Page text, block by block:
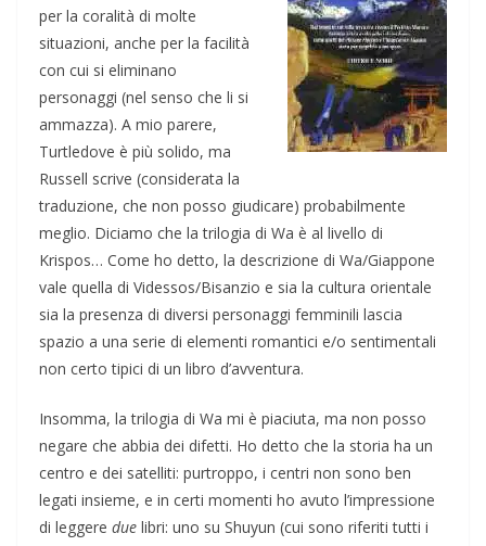
per la coralità di molte
situazioni, anche per la facilità
con cui si eliminano
personaggi (nel senso che li si
ammazza). A mio parere,
Turtledove è più solido, ma
Russell scrive (considerata la
traduzione, che non posso giudicare) probabilmente
meglio. Diciamo che la trilogia di Wa è al livello di
Krispos… Come ho detto, la descrizione di Wa/Giappone
vale quella di Videssos/Bisanzio e sia la cultura orientale
sia la presenza di diversi personaggi femminili lascia
spazio a una serie di elementi romantici e/o sentimentali
non certo tipici di un libro d’avventura.
Insomma, la trilogia di Wa mi è piaciuta, ma non posso
negare che abbia dei difetti. Ho detto che la storia ha un
centro e dei satelliti: purtroppo, i centri non sono ben
legati insieme, e in certi momenti ho avuto l’impressione
di leggere due libri: uno su Shuyun (cui sono riferiti tutti i